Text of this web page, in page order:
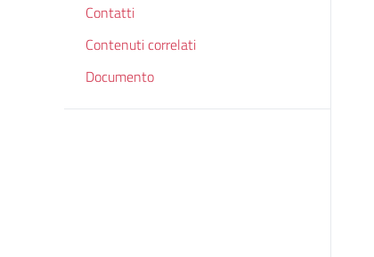
Contatti
Contenuti correlati
Documento